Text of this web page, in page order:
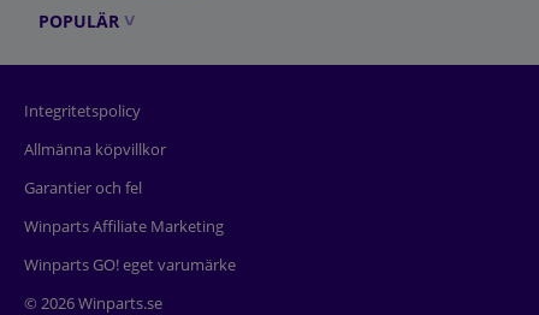
POPULÄR
Integritetspolicy
Allmänna köpvillkor
Garantier och fel
Winparts Affiliate Marketing
Winparts GO! eget varumärke
© 2026 Winparts.se